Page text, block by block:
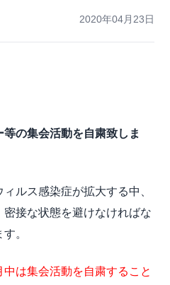
2020年04月23日
等の集会活動を自粛致しま
ルス感染症が拡大する中、
接な状態を避けなければな
。
は集会活動を自粛すること